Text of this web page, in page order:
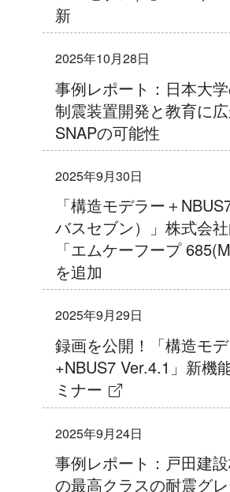
新
2025年10月28日
事例レポート：日本大学
制震装置開発と教育に
SNAPの可能性
2025年9月30日
「構造モデラー＋
バスセブン）」株式会
「エムケーフープ
を追加
2025年9月29日
録画を公開！「構造モ
+NBUS7 Ver.4.1」新機
ミナー
2025年9月24日
事例レポート：戸田建
の最高クラスの耐震グ